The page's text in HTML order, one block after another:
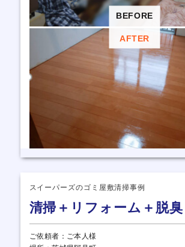
BEFORE
AFTER
スイーパーズのゴミ屋敷清掃事例
清掃＋リフォーム＋脱臭
ご依頼者：ご本人様